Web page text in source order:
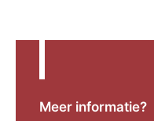
Meer informatie?